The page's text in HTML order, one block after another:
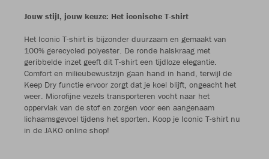
Jouw stijl, jouw keuze: Het iconische T-shirt
Het Iconic T-shirt is bijzonder duurzaam en gemaakt van
100% gerecycled polyester. De ronde halskraag met
geribbelde inzet geeft dit T-shirt een tijdloze elegantie.
Comfort en milieubewustzijn gaan hand in hand, terwijl de
Keep Dry functie ervoor zorgt dat je koel blijft, ongeacht het
weer. Microfijne vezels transporteren vocht naar het
oppervlak van de stof en zorgen voor een aangenaam
lichaamsgevoel tijdens het sporten. Koop je Iconic T-shirt nu
in de JAKO online shop!